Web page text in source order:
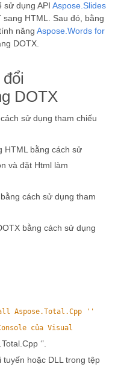
sử dụng API Aspose.Slides
sang HTML. Sau đó, bằng
năng Aspose.Words for
DOTX.
DOTX
sử dụng tham chiếu
HTML bằng cách sử
và đặt Html làm
cách sử dụng tham
bằng cách sử dụng
Aspose.Total.Cpp ''
của Visual
‘’.
hoặc DLL trong tệp